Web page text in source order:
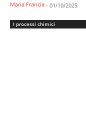
Maria Francia - 01/10/2025
I processi chimici